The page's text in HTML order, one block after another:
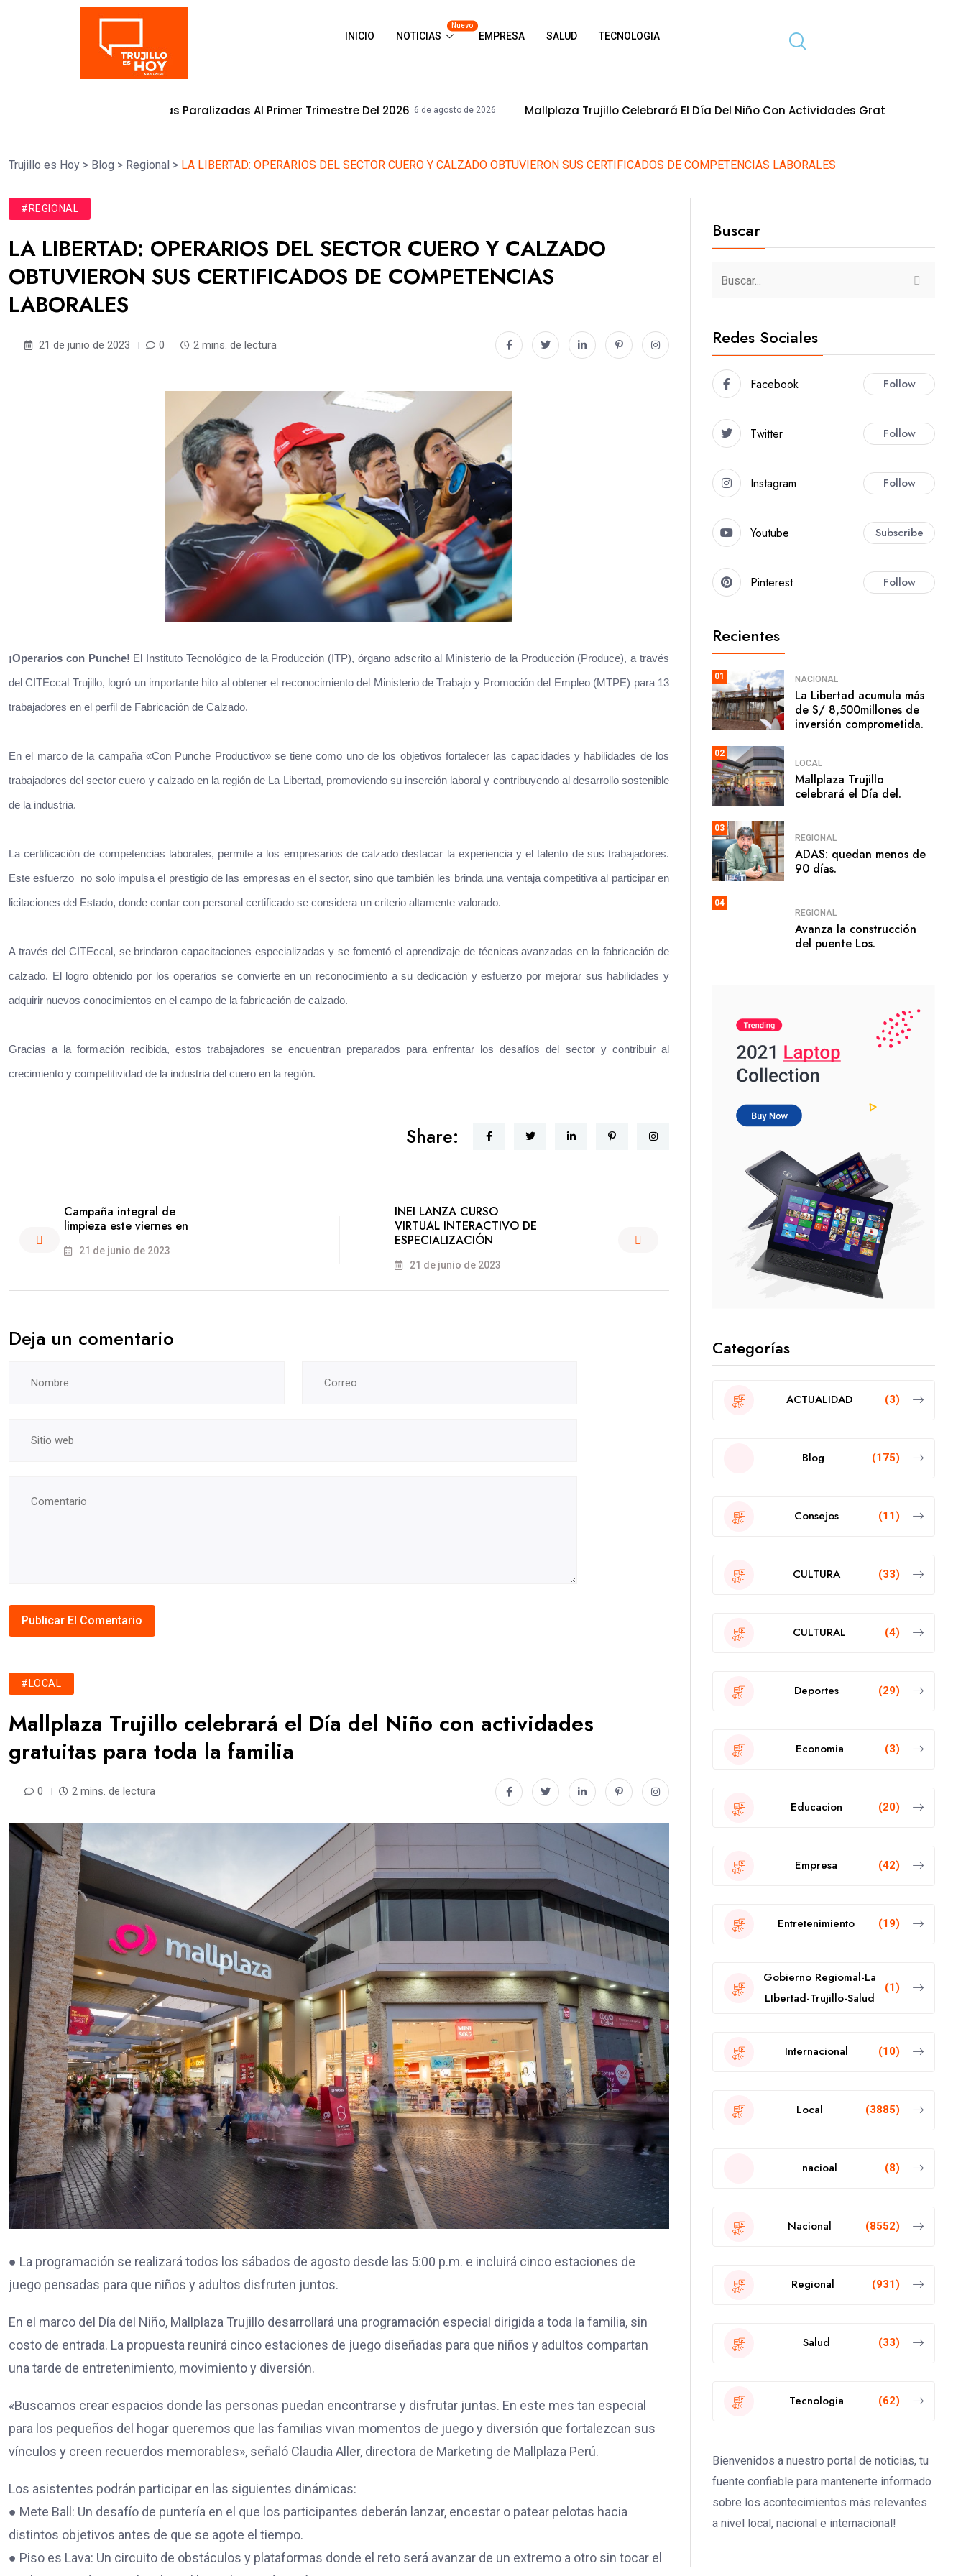
INICIO NOTICIAS
Nuevo
EMPRESA SALUD TECNOLOGIA
En Obras Paralizadas Al Primer Trimestre Del 2026 6 de agosto de 2026 Mallplaza Trujillo Celebrará El Día Del Niño Con Actividades Gratuitas Para Toda La Familia
Trujillo es Hoy > Blog > Regional > LA LIBERTAD: OPERARIOS DEL SECTOR CUERO Y CALZADO OBTUVIERON SUS CERTIFICADOS DE COMPETENCIAS LABORALES
#REGIONAL
LA LIBERTAD: OPERARIOS DEL SECTOR CUERO Y CALZADO
OBTUVIERON SUS CERTIFICADOS DE COMPETENCIAS
LABORALES
21 de junio de 2023 0 2 mins. de lectura
¡Operarios con Punche! El Instituto Tecnológico de la Producción (ITP), órgano adscrito al Ministerio de la Producción (Produce), a través
del CITEccal Trujillo, logró un importante hito al obtener el reconocimiento del Ministerio de Trabajo y Promoción del Empleo (MTPE) para 13
trabajadores en el perfil de Fabricación de Calzado.
En el marco de la campaña «Con Punche Productivo» se tiene como uno de los objetivos fortalecer las capacidades y habilidades de los
trabajadores del sector cuero y calzado en la región de La Libertad, promoviendo su inserción laboral y contribuyendo al desarrollo sostenible
de la industria.
La certificación de competencias laborales, permite a los empresarios de calzado destacar la experiencia y el talento de sus trabajadores.
Este esfuerzo no solo impulsa el prestigio de las empresas en el sector, sino que también les brinda una ventaja competitiva al participar en
licitaciones del Estado, donde contar con personal certificado se considera un criterio altamente valorado.
A través del CITEccal, se brindaron capacitaciones especializadas y se fomentó el aprendizaje de técnicas avanzadas en la fabricación de
calzado. El logro obtenido por los operarios se convierte en un reconocimiento a su dedicación y esfuerzo por mejorar sus habilidades y
adquirir nuevos conocimientos en el campo de la fabricación de calzado.
Gracias a la formación recibida, estos trabajadores se encuentran preparados para enfrentar los desafíos del sector y contribuir al
crecimiento y competitividad de la industria del cuero en la región.
Share:
Campaña integral de
limpieza este viernes en
21 de junio de 2023
INEI LANZA CURSO
VIRTUAL INTERACTIVO DE
ESPECIALIZACIÓN
21 de junio de 2023
Deja un comentario
#LOCAL
Mallplaza Trujillo celebrará el Día del Niño con actividades
gratuitas para toda la familia
0 2 mins. de lectura
● La programación se realizará todos los sábados de agosto desde las 5:00 p.m. e incluirá cinco estaciones de
juego pensadas para que niños y adultos disfruten juntos.
En el marco del Día del Niño, Mallplaza Trujillo desarrollará una programación especial dirigida a toda la familia, sin
costo de entrada. La propuesta reunirá cinco estaciones de juego diseñadas para que niños y adultos compartan
una tarde de entretenimiento, movimiento y diversión.
«Buscamos crear espacios donde las personas puedan encontrarse y disfrutar juntas. En este mes tan especial
para los pequeños del hogar queremos que las familias vivan momentos de juego y diversión que fortalezcan sus
vínculos y creen recuerdos memorables», señaló Claudia Aller, directora de Marketing de Mallplaza Perú.
Los asistentes podrán participar en las siguientes dinámicas:
● Mete Ball: Un desafío de puntería en el que los participantes deberán lanzar, encestar o patear pelotas hacia
distintos objetivos antes de que se agote el tiempo.
● Piso es Lava: Un circuito de obstáculos y plataformas donde el reto será avanzar de un extremo a otro sin tocar el
Buscar
Redes Sociales
Facebook Follow
Twitter Follow
Instagram Follow
Youtube Subscribe
Pinterest Follow
Recientes
01 NACIONAL
La Libertad acumula más
de S/ 8,500millones de
inversión comprometida.
02
LOCAL
Mallplaza Trujillo
celebrará el Día del.
03
REGIONAL
ADAS: quedan menos de
90 días.
04
REGIONAL
Avanza la construcción
del puente Los.
Categorías
ACTUALIDAD (3)
Blog (175)
Consejos (11)
CULTURA (33)
CULTURAL (4)
Deportes (29)
Economia (3)
Educacion (20)
Empresa (42)
Entretenimiento (19)
Gobierno Regiomal-La
LIbertad-Trujillo-Salud
(1)
Internacional (10)
Local (3885)
nacioal (8)
Nacional (8552)
Regional (931)
Salud (33)
Tecnologia (62)
Bienvenidos a nuestro portal de noticias, tu
fuente confiable para mantenerte informado
sobre los acontecimientos más relevantes
a nivel local, nacional e internacional!